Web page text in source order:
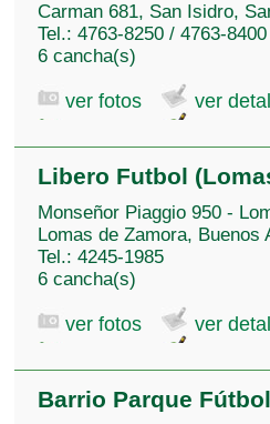
Carman 681, San Isidro,
Tel.: 4763-8250 / 4763-
6 cancha(s)
ver fotos ver
Libero Futbol
Monseñor Piaggio 950 -
Lomas de Zamora, Buenos
Tel.: 4245-1985
6 cancha(s)
ver fotos ver
Barrio Parque